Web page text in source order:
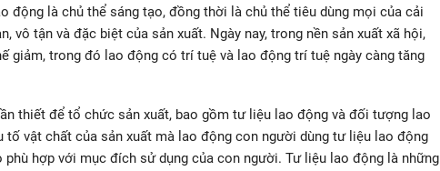
động là chủ thể sáng tạo, đồng thời là chủ thể tiêu dùng mọi của cải
vô tận và đặc biệt của sản xuất. Ngày nay, trong nền sản xuất xã hội,
giảm, trong đó lao động có trí tuệ và lao động trí tuệ ngày càng tăng
thiết để tổ chức sản xuất, bao gồm tư liệu lao động và đối tượng lao
vật chất của sản xuất mà lao động con người dùng tư liệu lao động
hợp với mục đích sử dụng của con người. Tư liệu lao động là những